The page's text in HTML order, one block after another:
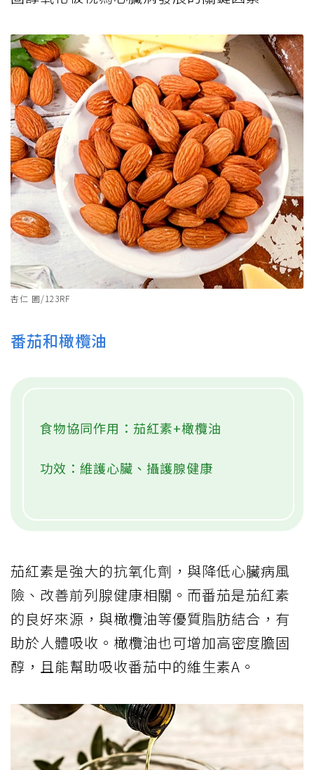
杏仁 圖/123RF
番茄和橄欖油
食物協同作用：茄紅素+橄欖油
功效：維護心臟、攝護腺健康
茄紅素是強大的抗氧化劑，與降低心臟病風
險、改善前列腺健康相關。而番茄是茄紅素
的良好來源，與橄欖油等優質脂肪結合，有
助於人體吸收。橄欖油也可增加高密度膽固
醇，且能幫助吸收番茄中的維生素A。